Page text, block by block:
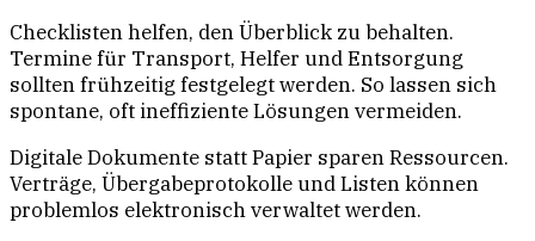
Checklisten helfen, den Überblick zu behalten.
Termine für Transport, Helfer und Entsorgung
sollten frühzeitig festgelegt werden. So lassen sich
spontane, oft ineffiziente Lösungen vermeiden.
Digitale Dokumente statt Papier sparen Ressourcen.
Verträge, Übergabeprotokolle und Listen können
problemlos elektronisch verwaltet werden.